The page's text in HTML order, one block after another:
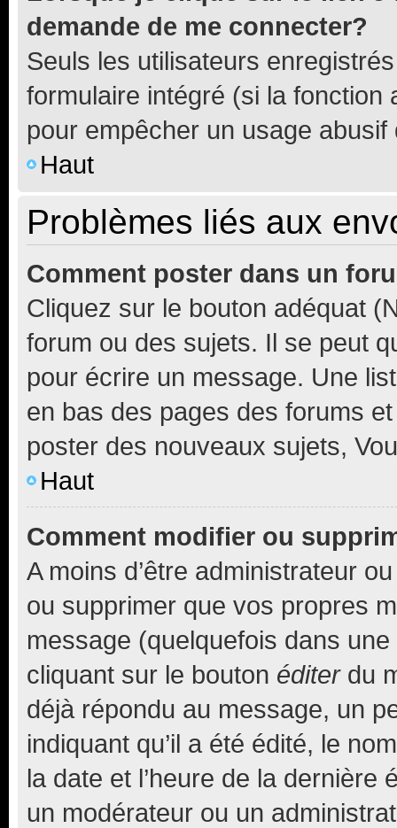
demande de me connecter?
Seuls les utilisateurs
formulaire intégré (si la fonction
pour empêcher un usage
Haut
Problèmes liés aux
Comment poster dans un
Cliquez sur le bouton adéquat
forum ou des sujets. Il se peut
pour écrire un message. Une
en bas des pages des forums
poster des nouveaux sujets,
Haut
Comment modifier ou
A moins d’être administrateur
ou supprimer que vos propres
message (quelquefois dans
cliquant sur le bouton éditerdu
déjà répondu au message, un
indiquant qu’il a été édité, le
la date et l’heure de la dernière
un modérateur ou un